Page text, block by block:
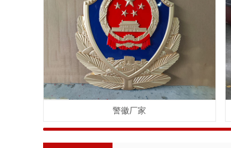
警徽厂家